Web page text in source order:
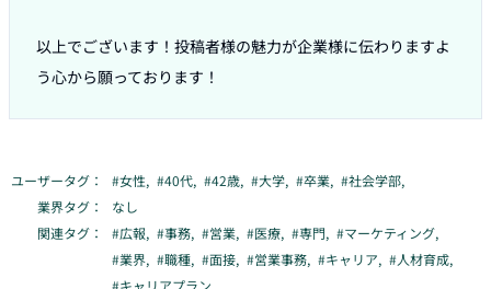
以上でございます！投稿者様の魅力が企業様に伝わりますよ
う心から願っております！
ユーザータグ： #女性, #40代, #42歳, #大学, #卒業, #社会学部,
業界タグ：
なし
関連タグ：
#広報, #事務, #営業, #医療, #専門, #マーケティング,
#業界, #職種, #面接, #営業事務, #キャリア, #人材育成,